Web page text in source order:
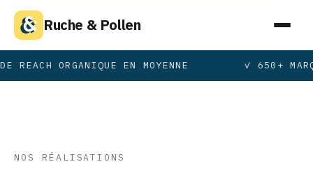
Ruche & Pollen
REACH ORGANIQUE EN MOYENNE ✓ 650+
NOS RÉALISATIONS